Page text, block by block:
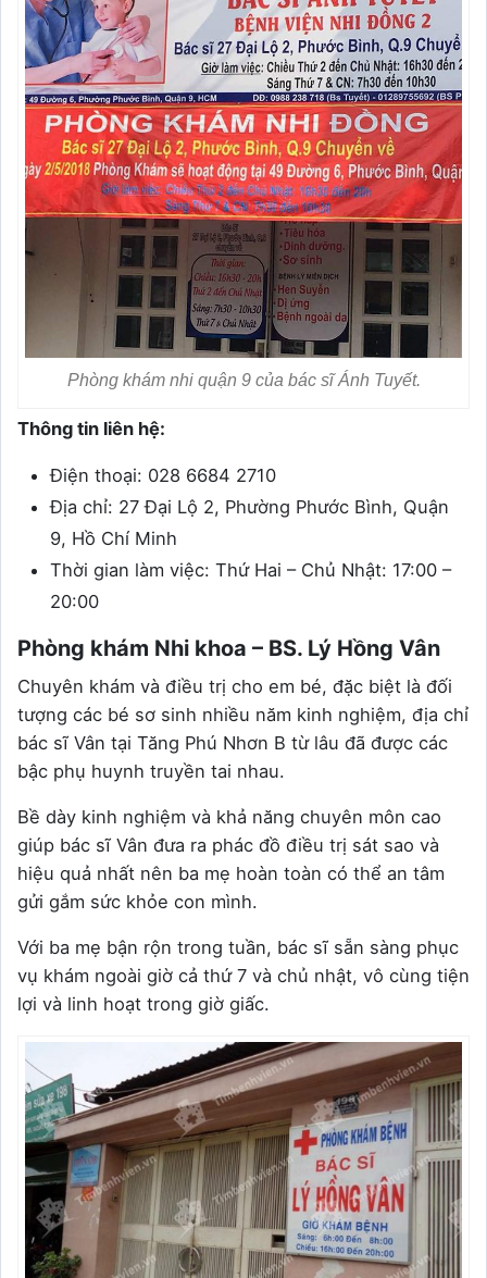
Phòng khám nhi quận 9 của bác sĩ Ánh Tuyết.
Thông tin liên hệ:
Điện thoại: 028 6684 2710
Địa chỉ: 27 Đại Lộ 2, Phường Phước Bình, Quận
9, Hồ Chí Minh
Thời gian làm việc: Thứ Hai – Chủ Nhật: 17:00 –
20:00
Phòng khám Nhi khoa – BS. Lý Hồng Vân
Chuyên khám và điều trị cho em bé, đặc biệt là đối
tượng các bé sơ sinh nhiều năm kinh nghiệm, địa chỉ
bác sĩ Vân tại Tăng Phú Nhơn B từ lâu đã được các
bậc phụ huynh truyền tai nhau.
Bề dày kinh nghiệm và khả năng chuyên môn cao
giúp bác sĩ Vân đưa ra phác đồ điều trị sát sao và
hiệu quả nhất nên ba mẹ hoàn toàn có thể an tâm
gửi gắm sức khỏe con mình.
Với ba mẹ bận rộn trong tuần, bác sĩ sẵn sàng phục
vụ khám ngoài giờ cả thứ 7 và chủ nhật, vô cùng tiện
lợi và linh hoạt trong giờ giấc.